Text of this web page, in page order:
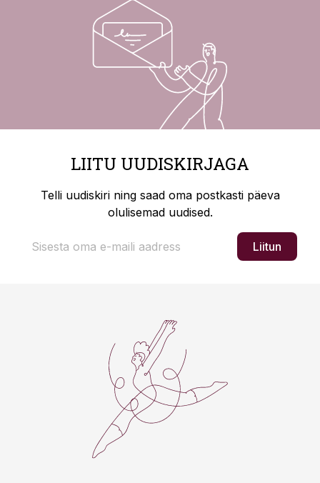
LIITU UUDISKIRJAGA
Telli uudiskiri ning saad oma postkasti päeva
olulisemad uudised.
Liitun